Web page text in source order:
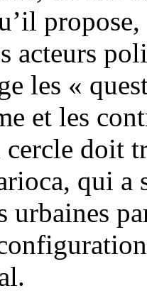
acteurs
les «
et les
cercle doit
qui a
urbaines